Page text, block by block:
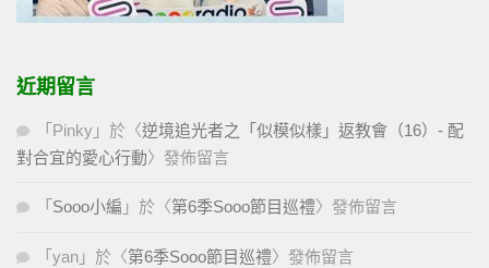
近期留言
「 Pinky 」於〈逆境追光者之「似模似樣」返教會（16）- 配
對合宜的愛心行動〉發佈留言
「 Sooo小編 」於〈第6季Sooo節目巡禮〉發佈留言
「 yan 」於〈第6季Sooo節目巡禮〉發佈留言